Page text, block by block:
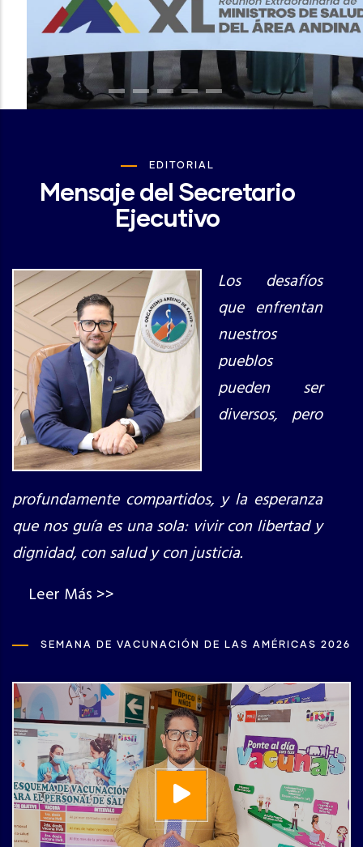
EDITORIAL
Mensaje del Secretario
Ejecutivo
Los desafíos
que enfrentan
nuestros
pueblos
pueden ser
diversos, pero
profundamente compartidos, y la esperanza
que nos guía es una sola: vivir con libertad y
dignidad, con salud y con justicia.
Leer Más >>
SEMANA DE VACUNACIÓN DE LAS AMÉRICAS 2026